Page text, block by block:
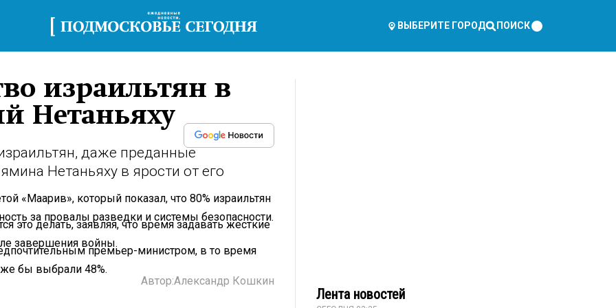
ВЫБЕРИТЕ ГОРОД ПОИСК
израильтян в
Нетаньяху
даже преданные
Нетаньяху в ярости от его
«Маарив», который показал, что 80% израильтян
за провалы разведки и системы безопасности.
это делать, заявляя, что время задавать жесткие
завершения войны.
премьер-министром, в то время
бы выбрали 48%.
Автор:Александр Кошкин
Лента новостей